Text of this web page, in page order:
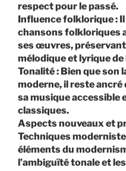
respect pour le passé.
Influence folklorique :
chansons folkloriques
ses œuvres,
mélodique et lyrique
Tonalité : Bien que son
moderne, il reste ancré
sa musique accessible
classiques.
Aspects nouveaux et
Techniques
éléments du
l’ambiguïté tonale et